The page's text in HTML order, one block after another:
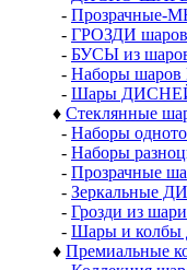
-
- ГРОЗДИ шаров
- БУСЫ из
- Наборы
- Шары
♦ Стеклянные
- Наборы
- Наборы
- Прозрачные
- Зеркальные
- Грозди из
- Шары и колбы
♦ Премиальные